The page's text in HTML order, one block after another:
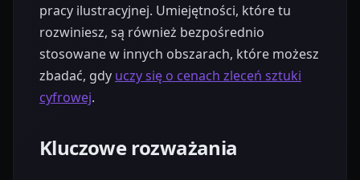
pracy ilustracyjnej. Umiejętności, które tu
rozwiniesz, są również bezpośrednio
stosowane w innych obszarach, które możesz
zbadać, gdy uczy się o cenach zleceń sztuki
cyfrowej.
Kluczowe rozważania